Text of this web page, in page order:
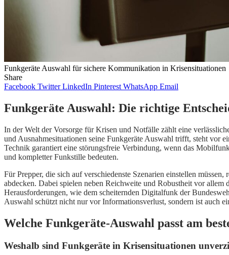
Funkgeräte Auswahl für sichere Kommunikation in Krisensituationen
Share
Facebook Twitter LinkedIn Pinterest WhatsApp Email
Funkgeräte Auswahl: Die richtige
In der Welt der Vorsorge für Krisen und Notfälle zählt eine
und Ausnahmesituationen seine Funkgeräte Auswahl trifft, steht vor
Technik garantiert eine störungsfreie Verbindung, wenn das
und kompletter Funkstille bedeuten.
Für Prepper, die sich auf verschiedenste Szenarien einstellen
abdecken. Dabei spielen neben Reichweite und Robustheit vor
Herausforderungen, wie dem scheiternden Digitalfunk der
Auswahl schützt nicht nur vor Informationsverlust, sondern ist auch
Welche Funkgeräte-Auswahl passt am
Weshalb sind Funkgeräte in Krisensituationen